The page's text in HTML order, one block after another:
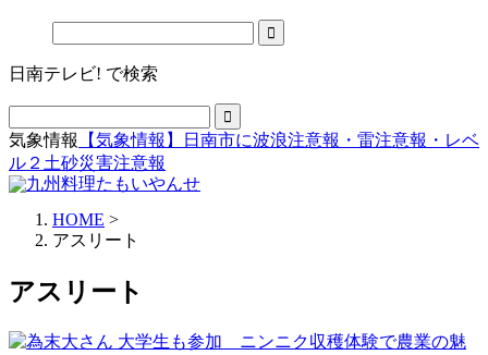
日南テレビ! で検索
気象情報
【気象情報】日南市に波浪注意報・雷注意報・レベ
ル２土砂災害注意報
HOME >
アスリート
アスリート